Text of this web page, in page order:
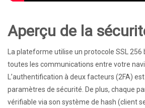
Aperçu de la
La plateforme utilise un protocole SSL
toutes les communications entre votre
L’authentification à deux facteurs (2FA)
paramètres de sécurité. De plus, chaque
vérifiable via son système de hash (client